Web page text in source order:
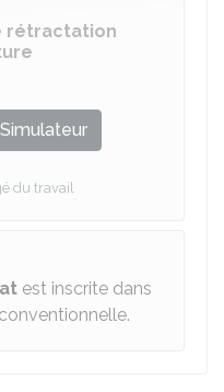
rétractation
du travail
est inscrite dans